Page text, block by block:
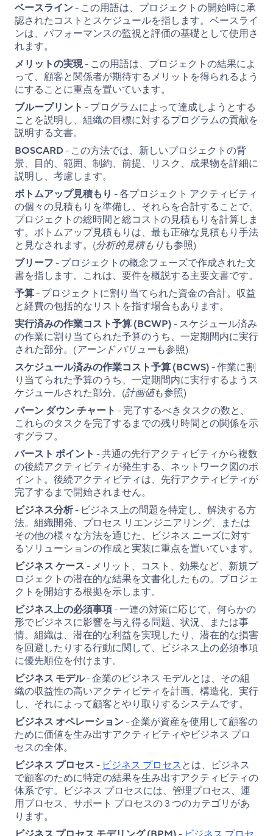
ベースライン- この用語は、プロジェクトの開始時に承
認されたコストとスケジュールを指します。ベースライ
ンは、パフォーマンスの監視と評価の基礎として使用さ
れます。
メリットの実現- この用語は、プロジェクトの結果によ
って、顧客と関係者が期待するメリットを得られるよう
にすることに重点を置いています。
ブループリント - プログラムによって達成しようとする
ことを説明し、組織の目標に対するプログラムの貢献を
説明する文書。
BOSCARD- この方法では、新しいプロジェクトの背
景、目的、範囲、制約、前提、リスク、成果物を詳細に
説明し、考慮します。
ボトムアップ見積もり - 各プロジェクト アクティビティ
の個々の見積もりを準備し、それらを合計することで、
プロジェクトの総時間と総コストの見積もりを計算しま
す。ボトムアップ見積もりは、最も正確な見積もり手法
と見なされます。(分析的見積もりも参照)
ブリーフ- プロジェクトの概念フェーズで作成された文
書を指します。これは、要件を概説する主要文書です。
予算- プロジェクトに割り当てられた資金の合計。収益
と経費の包括的なリストを指す場合もあります。
実行済みの作業コスト予算 (BCWP)- スケジュール済み
の作業に割り当てられた予算のうち、一定期間内に実行
された部分。(アーンド バリューも参照)
スケジュール済みの作業コスト予算 (BCWS)- 作業に割
り当てられた予算のうち、一定期間内に実行するようス
ケジュールされた部分。(計画値も参照)
バーン ダウン チャート - 完了するべきタスクの数と、
これらのタスクを完了するまでの残り時間との関係を示
すグラフ。
バースト ポイント - 共通の先行アクティビティから複数
の後続アクティビティが発生する、ネットワーク図のポ
イント。後続アクティビティは、先行アクティビティが
完了するまで開始されません。
ビジネス分析- ビジネス上の問題を特定し、解決する方
法。組織開発、プロセス リエンジニアリング、または
その他の様々な方法を通じた、ビジネス ニーズに対す
るソリューションの作成と実装に重点を置いています。
ビジネス ケース- メリット、コスト、効果など、新規プ
ロジェクトの潜在的な結果を文書化したもの。プロジェ
クトを開始する根拠を示します。
ビジネス上の必須事項- 一連の対策に応じて、何らかの
形でビジネスに影響を与え得る問題、状況、または事
情。組織は、潜在的な利益を実現したり、潜在的な損害
を回避したりする行動に関して、ビジネス上の必須事項
に優先順位を付けます。
ビジネス モデル- 企業のビジネス モデルとは、その組
織の収益性の高いアクティビティを計画、構造化、実行
し、それによって顧客とやり取りするシステムです。
ビジネス オペレーション- 企業が資産を使用して顧客の
ために価値を生み出すアクティビティやビジネス プロ
セスの全体。
ビジネス プロセス- ビジネス プロセスとは、ビジネス
で顧客のために特定の結果を生み出すアクティビティの
体系です。ビジネス プロセスには、管理プロセス、運
用プロセス、サポート プロセスの 3 つのカテゴリがあ
ります。